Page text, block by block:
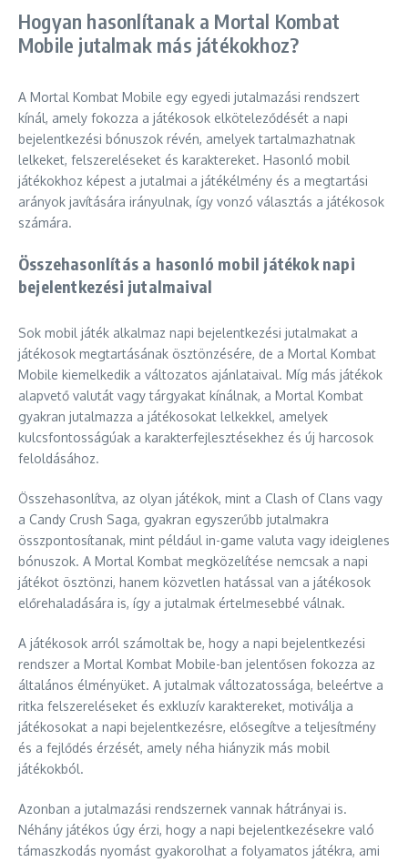
Hogyan hasonlítanak a Mortal Kombat
Mobile jutalmak más játékokhoz?
A Mortal Kombat Mobile egy egyedi jutalmazási rendszert
kínál, amely fokozza a játékosok elköteleződését a napi
bejelentkezési bónuszok révén, amelyek tartalmazhatnak
lelkeket, felszereléseket és karaktereket. Hasonló mobil
játékokhoz képest a jutalmai a játékélmény és a megtartási
arányok javítására irányulnak, így vonzó választás a játékosok
számára.
Összehasonlítás a hasonló mobil játékok napi
bejelentkezési jutalmaival
Sok mobil játék alkalmaz napi bejelentkezési jutalmakat a
játékosok megtartásának ösztönzésére, de a Mortal Kombat
Mobile kiemelkedik a változatos ajánlataival. Míg más játékok
alapvető valutát vagy tárgyakat kínálnak, a Mortal Kombat
gyakran jutalmazza a játékosokat lelkekkel, amelyek
kulcsfontosságúak a karakterfejlesztésekhez és új harcosok
feloldásához.
Összehasonlítva, az olyan játékok, mint a Clash of Clans vagy
a Candy Crush Saga, gyakran egyszerűbb jutalmakra
összpontosítanak, mint például in-game valuta vagy ideiglenes
bónuszok. A Mortal Kombat megközelítése nemcsak a napi
játékot ösztönzi, hanem közvetlen hatással van a játékosok
előrehaladására is, így a jutalmak értelmesebbé válnak.
A játékosok arról számoltak be, hogy a napi bejelentkezési
rendszer a Mortal Kombat Mobile-ban jelentősen fokozza az
általános élményüket. A jutalmak változatossága, beleértve a
ritka felszereléseket és exkluzív karaktereket, motiválja a
játékosokat a napi bejelentkezésre, elősegítve a teljesítmény
és a fejlődés érzését, amely néha hiányzik más mobil
játékokból.
Azonban a jutalmazási rendszernek vannak hátrányai is.
Néhány játékos úgy érzi, hogy a napi bejelentkezésekre való
támaszkodás nyomást gyakorolhat a folyamatos játékra, ami